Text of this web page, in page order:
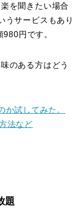
を聞きたい場合
サービスもあり
円です。
のある方はどう
試してみた。
法など
題